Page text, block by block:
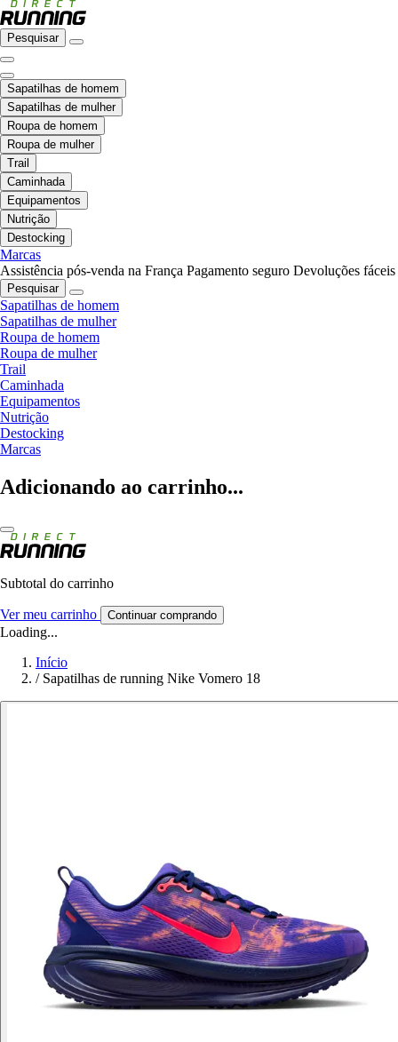
Pesquisar
Sapatilhas de homem
Sapatilhas de mulher
Roupa de homem
Roupa de mulher
Trail
Caminhada
Equipamentos
Nutrição
Destocking
Marcas
Assistência pós-venda na França Pagamento seguro Devoluções fáceis
Pesquisar
Sapatilhas de homem
Sapatilhas de mulher
Roupa de homem
Roupa de mulher
Trail
Caminhada
Equipamentos
Nutrição
Destocking
Marcas
Adicionando ao carrinho...
Subtotal do carrinho
Ver meu carrinho Continuar comprando
Loading...
Início
/ Sapatilhas de running Nike Vomero 18